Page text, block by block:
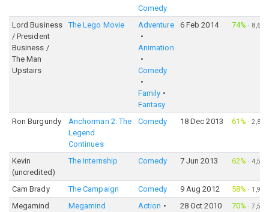
Comedy
Lord Business
/ President
Business /
The Man
Upstairs
The Lego Movie Adventure
Animation
Comedy
Family
Fantasy
6 Feb 2014 74% · 8,603
Ron Burgundy
Anchorman 2: The
Legend
Continues
Comedy 18 Dec 2013 61% ·2,863
Kevin
(uncredited)
The Internship Comedy 7 Jun 2013 62% ·4,527
Cam Brady The Campaign Comedy 9 Aug 2012 58% · 1,907
Megamind
Megamind
Action
28 Oct 2010 70% ·7,581